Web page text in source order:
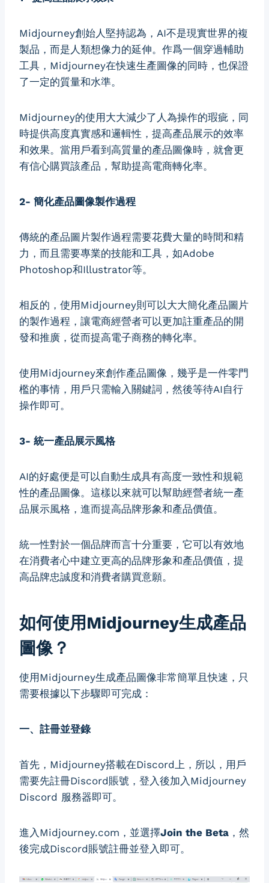
Midjourney創始人堅持認為，AI不是現實世界的複
製品，而是人類想像力的延伸。作爲一個穿過輔助
工具，Midjourney在快速生產圖像的同時，也保證
了一定的質量和水準。
Midjourney的使用大大減少了人為操作的瑕疵，同
時提供高度真實感和邏輯性，提高產品展示的效率
和效果。當用戶看到高質量的產品圖像時，就會更
有信心購買該產品，幫助提高電商轉化率。
2- 簡化產品圖像製作過程
傳統的產品圖片製作過程需要花費大量的時間和精
力，而且需要專業的技能和工具，如Adobe
Photoshop和Illustrator等。
相反的，使用Midjourney則可以大大簡化產品圖片
的製作過程，讓電商經營者可以更加註重產品的開
發和推廣，從而提高電子商務的轉化率。
使用Midjourney來創作產品圖像，幾乎是一件零門
檻的事情，用戶只需輸入關鍵詞，然後等待AI自行
操作即可。
3- 統一產品展示風格
AI的好處便是可以自動生成具有高度一致性和規範
性的產品圖像。這樣以來就可以幫助經營者統一產
品展示風格，進而提高品牌形象和產品價值。
統一性對於一個品牌而言十分重要，它可以有效地
在消費者心中建立更高的品牌形象和產品價值，提
高品牌忠誠度和消費者購買意願。
如何使用Midjourney生成產品
圖像？
使用Midjourney生成產品圖像非常簡單且快速，只
需要根據以下步驟即可完成：
一、註冊並登錄
首先，Midjourney搭載在Discord上，所以，用戶
需要先註冊Discord賬號，登入後加入Midjourney
Discord 服務器即可。
進入Midjourney.com，並選擇Join the Beta ，然
後完成Discord賬號註冊並登入即可。